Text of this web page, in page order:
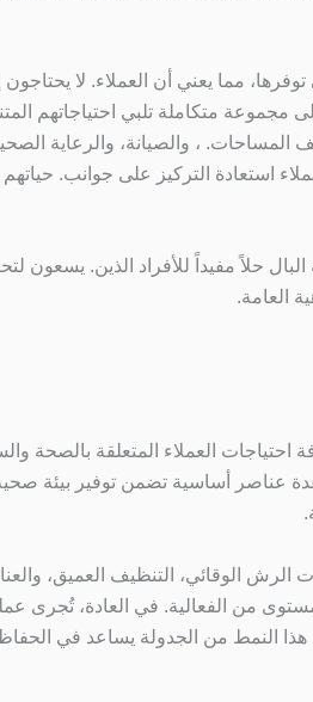
مما يعني أن العملاء. لا
متكاملة تلبي احتياجاتهم
، والصيانة، والرعاية
استعادة التركيز على جوانب.
حلاً مفيداً للأفراد الذين. يسعون
العامة.
احتياجات العملاء المتعلقة بالصحة
عناصر أساسية تضمن توفير بيئة صحية
الوقائي، التنظيف العميق،
من الفعالية. في العادة، تُجرى
هذا النمط من الجدولة يساعد في